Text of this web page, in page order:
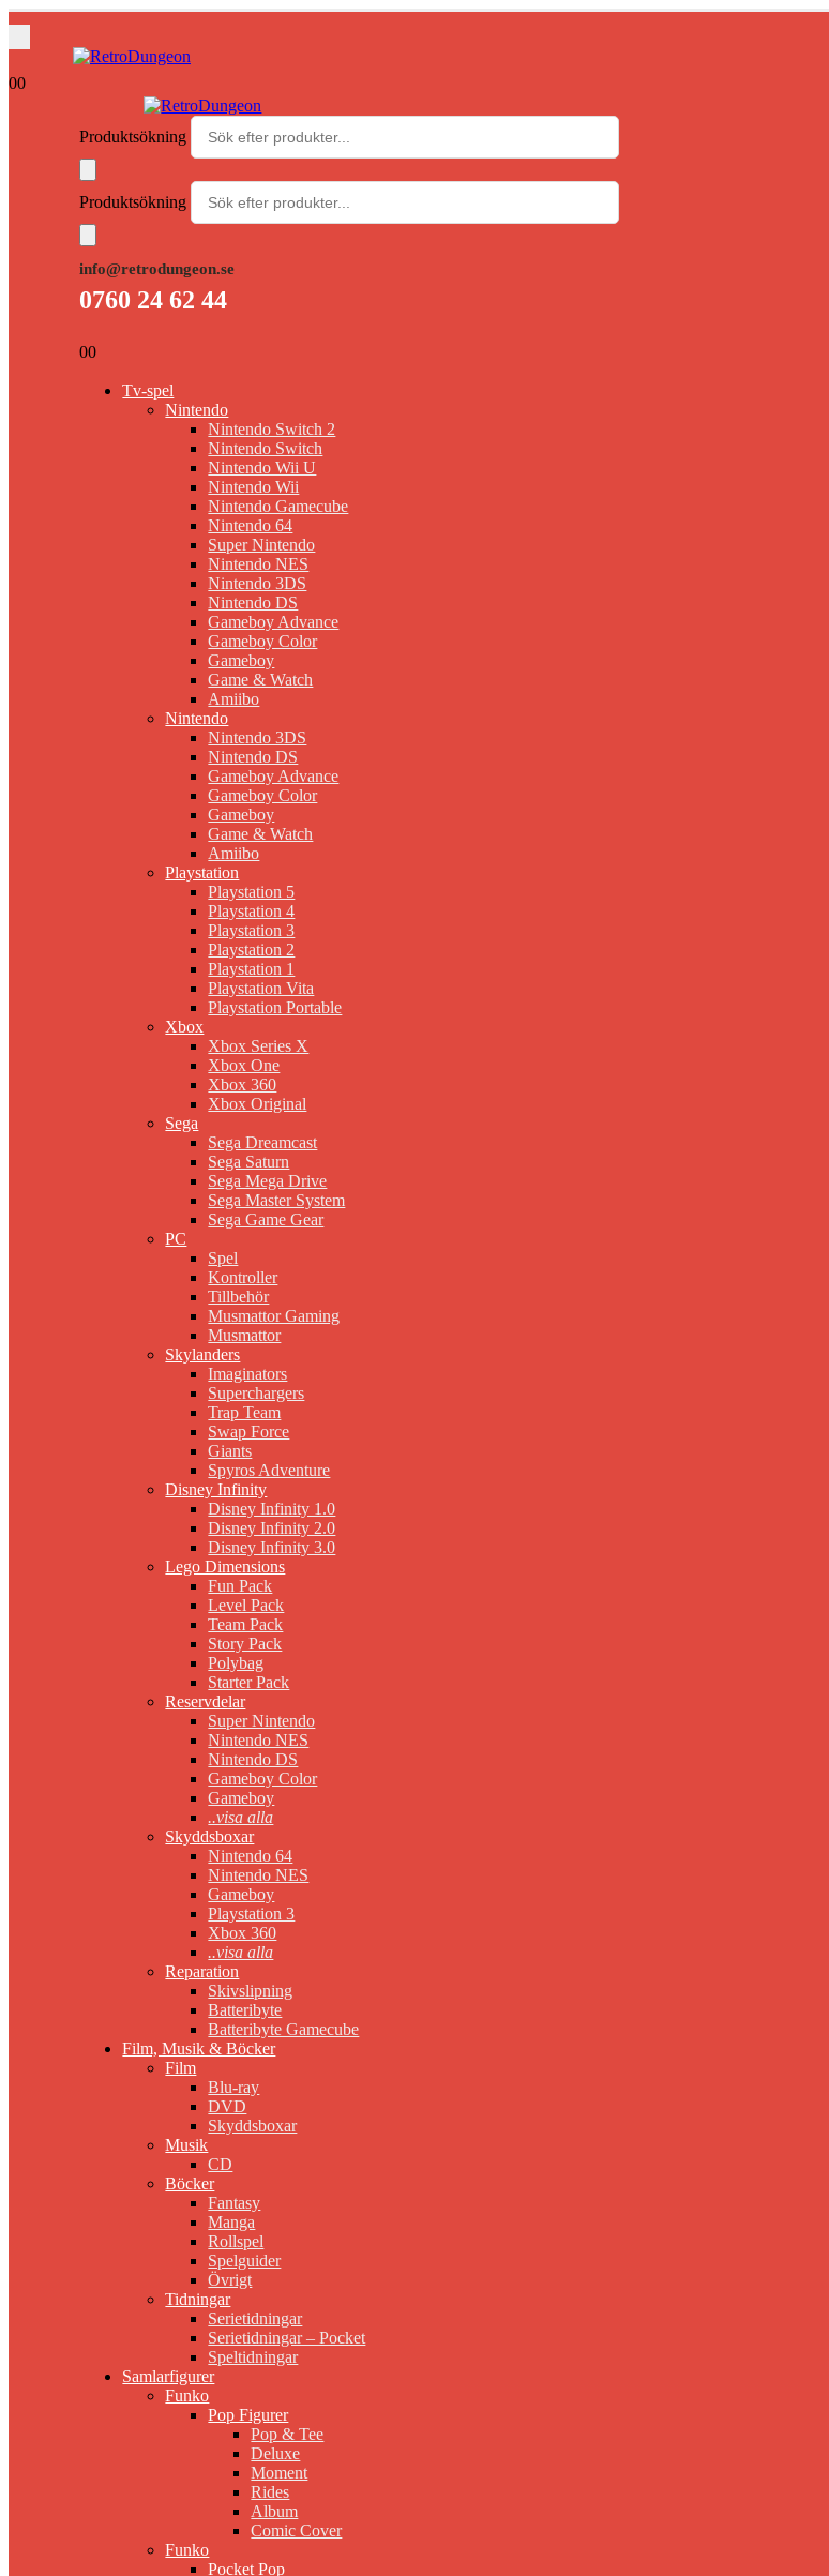
00
Produktsökning
Produktsökning
info@retrodungeon.se
0760 24 62 44
00
Tv-spel
Nintendo
Nintendo Switch 2
Nintendo Switch
Nintendo Wii U
Nintendo Wii
Nintendo Gamecube
Nintendo 64
Super Nintendo
Nintendo NES
Nintendo 3DS
Nintendo DS
Gameboy Advance
Gameboy Color
Gameboy
Game & Watch
Amiibo
Nintendo
Nintendo 3DS
Nintendo DS
Gameboy Advance
Gameboy Color
Gameboy
Game & Watch
Amiibo
Playstation
Playstation 5
Playstation 4
Playstation 3
Playstation 2
Playstation 1
Playstation Vita
Playstation Portable
Xbox
Xbox Series X
Xbox One
Xbox 360
Xbox Original
Sega
Sega Dreamcast
Sega Saturn
Sega Mega Drive
Sega Master System
Sega Game Gear
PC
Spel
Kontroller
Tillbehör
Musmattor Gaming
Musmattor
Skylanders
Imaginators
Superchargers
Trap Team
Swap Force
Giants
Spyros Adventure
Disney Infinity
Disney Infinity 1.0
Disney Infinity 2.0
Disney Infinity 3.0
Lego Dimensions
Fun Pack
Level Pack
Team Pack
Story Pack
Polybag
Starter Pack
Reservdelar
Super Nintendo
Nintendo NES
Nintendo DS
Gameboy Color
Gameboy
..visa alla
Skyddsboxar
Nintendo 64
Nintendo NES
Gameboy
Playstation 3
Xbox 360
..visa alla
Reparation
Skivslipning
Batteribyte
Batteribyte Gamecube
Film, Musik & Böcker
Film
Blu-ray
DVD
Skyddsboxar
Musik
CD
Böcker
Fantasy
Manga
Rollspel
Spelguider
Övrigt
Tidningar
Serietidningar
Serietidningar – Pocket
Speltidningar
Samlarfigurer
Funko
Pop Figurer
Pop & Tee
Deluxe
Moment
Rides
Album
Comic Cover
Funko
Pocket Pop